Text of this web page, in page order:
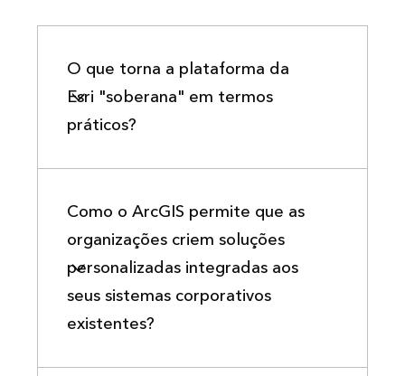
O que torna a plataforma da
Esri "soberana" em termos
práticos?
Como o ArcGIS permite que as
organizações criem soluções
personalizadas integradas aos
seus sistemas corporativos
existentes?